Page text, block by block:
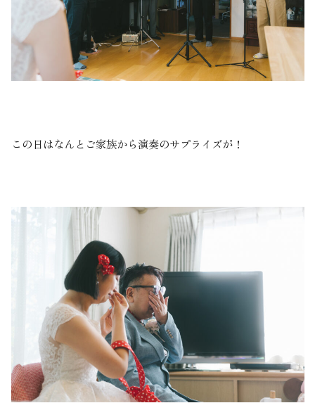
この日はなんとご家族から演奏のサプライズが！